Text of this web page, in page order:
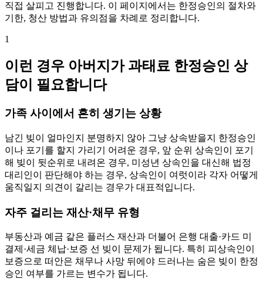
직접 살피고 진행합니다. 이 페이지에서는 한정승인의 절차와
기한, 청산 방법과 유의점을 차례로 정리합니다.
1
이런 경우 아버지가 과태료 한정승인 상
담이 필요합니다
가족 사이에서 흔히 생기는 상황
남긴 빚이 얼마인지 분명하지 않아 그냥 상속받을지 한정승인
이나 포기를 할지 가리기 어려운 경우, 앞 순위 상속인이 포기
해 빚이 뒷순위로 내려온 경우, 미성년 상속인을 대신해 법정
대리인이 판단해야 하는 경우, 상속인이 여럿이라 각자 어떻게
움직일지 의견이 갈리는 경우가 대표적입니다.
자주 걸리는 재산·채무 유형
부동산과 예금 같은 플러스 재산과 더불어 은행 대출·카드 미
결제·세금 체납·보증 선 빚이 문제가 됩니다. 특히 피상속인이
보증으로 떠안은 채무나 사망 뒤에야 드러나는 숨은 빚이 한정
승인 여부를 가르는 변수가 됩니다.